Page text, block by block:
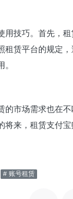
用技巧。首先，
租赁平台的规定
市场需求也在
来，租赁支付宝
# 账号租赁